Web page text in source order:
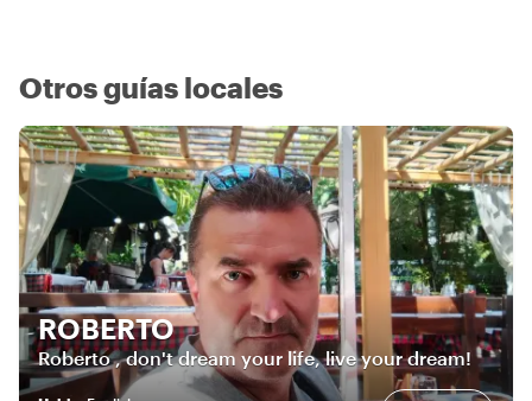
Otros guías locales
ROBERTO
Roberto , don't dream your life, live your dream!